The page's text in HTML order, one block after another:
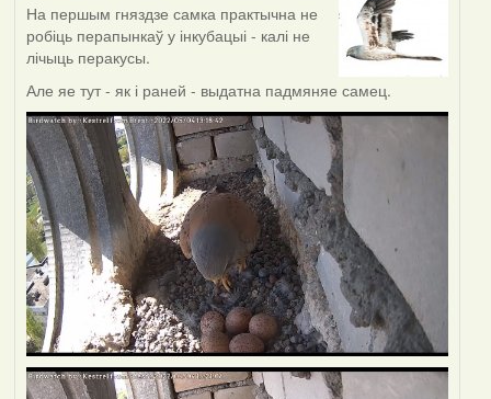
На першым гняздзе самка практычна не
робіць перапынкаў у інкубацыі - калі не
лічыць перакусы.
Але яе тут - як і раней - выдатна падмяняе самец.